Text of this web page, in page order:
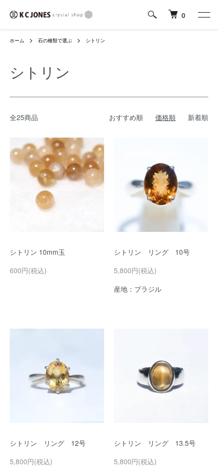
0
ホーム 石の種類で選ぶ シトリン
シトリン
全25商品 おすすめ順 価格順 新着順
シトリン 10mm玉
600円(税込)
シトリン リング 10号
5,800円(税込)
産地：ブラジル
シトリン リング 12号
5,800円(税込)
シトリン リング 13.5号
5,800円(税込)